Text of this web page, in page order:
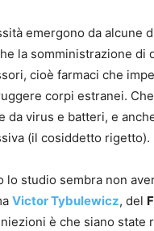
emergono da alcune
la somministrazione di
cioè farmaci che
corpi estranei.
da virus e batteri, e
(il cosiddetto rigetto).
lo studio sembra non
Victor Tybulewicz, del
è che siano state